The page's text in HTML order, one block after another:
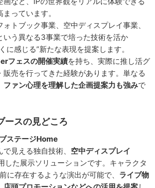
っています。
トブック事業、空中ディスプレイ事業、
いう異なる3事業で培った技術を活か
に感じる”新たな表現を提案します。
フェスの開催実績を持ち、実際に推し活グ
販売を行ってきた経験があります。単なる
ファン心理を理解した企画提案力も強みで
ースの見どころ
ステージHome
見える独自技術、 空中ディスプレイ
した展示ソリューションです。キャラクタ
に存在するような演出が可能で、 ライブ物